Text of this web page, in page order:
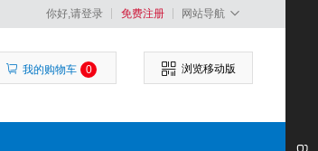
你好,请登录 免费注册 网站导航
我的购物车 0 浏览移动版